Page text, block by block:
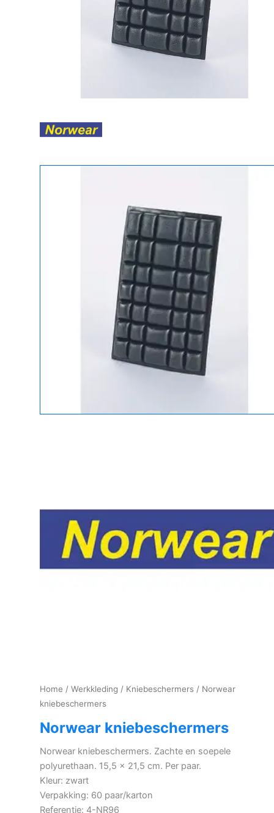
Home / Werkkleding / Kniebeschermers / Norwear
kniebeschermers
Norwear kniebeschermers
Norwear kniebeschermers. Zachte en soepele
polyurethaan. 15,5 x 21,5 cm. Per paar.
Kleur: zwart
Verpakking: 60 paar/karton
Referentie: 4-NR96